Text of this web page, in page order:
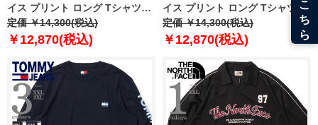
イス プリント ロング Tシャツ
USA直輸入 nf0a8f0j-bri
定価 ￥14,300(税込)
￥12,870(税込)
イス プリント ロング Tシャツ
USA直輸入 nf0a8f0j-jk3
定価 ￥14,300(税込)
￥12,870(税込)